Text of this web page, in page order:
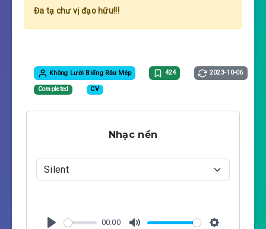
Đa tạ chư vị đạo hữu!!!
Không Lười Biếng Râu Mép 424 2023-10-06
Completed CV
Nhạc nền
00:00